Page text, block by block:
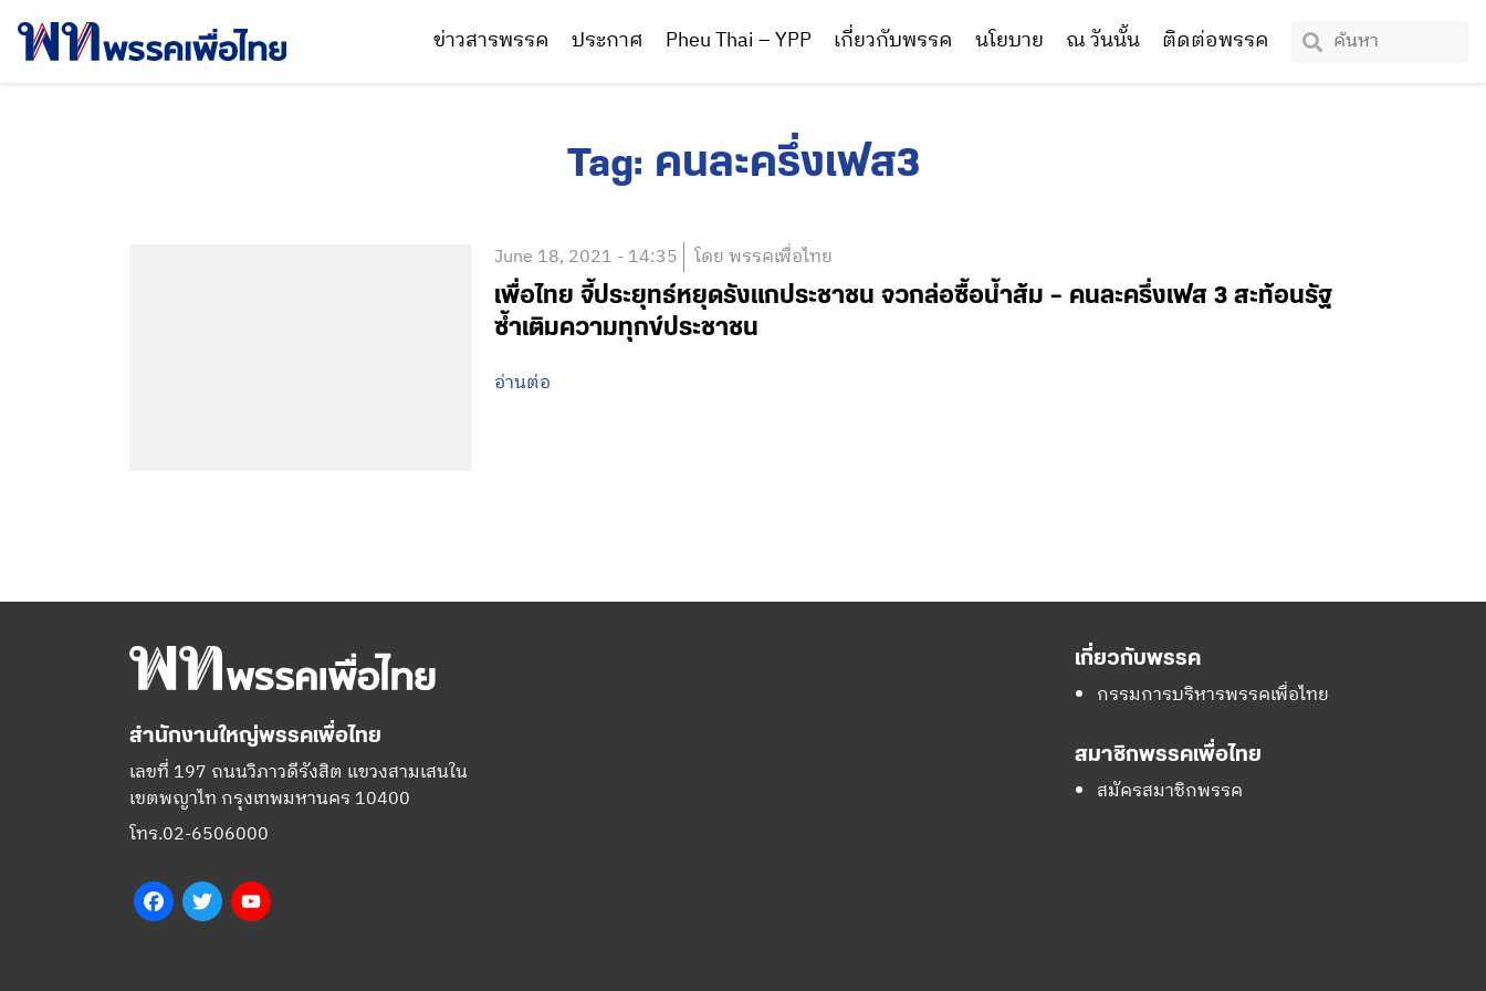
ข่าวสารพรรค ประกาศ Pheu Thai – YPP เกี่ยวกับพรรค นโยบาย ณ วันนั้น ติดต่อพรรค
Tag: คนละครึ่งเฟส3
June 18, 2021 - 14:35 โดย พรรคเพื่อไทย
เพื่อไทย จี้ประยุทธ์หยุดรังแกประชาชน จวกล่อซื้อน้ำส้ม – คนละครึ่งเฟส 3 สะท้อนรัฐ
ซ้ำเติมความทุกข์ประชาชน
อ่านต่อ
สำนักงานใหญ่พรรคเพื่อไทย
เลขที่ 197 ถนนวิภาวดีรังสิต แขวงสามเสนใน
เขตพญาไท กรุงเทพมหานคร 10400
โทร.02-6506000
FacebookTwitter
เกี่ยวกับพรรค
กรรมการบริหารพรรคเพื่อไทย
สมาชิกพรรคเพื่อไทย
สมัครสมาชิกพรรค